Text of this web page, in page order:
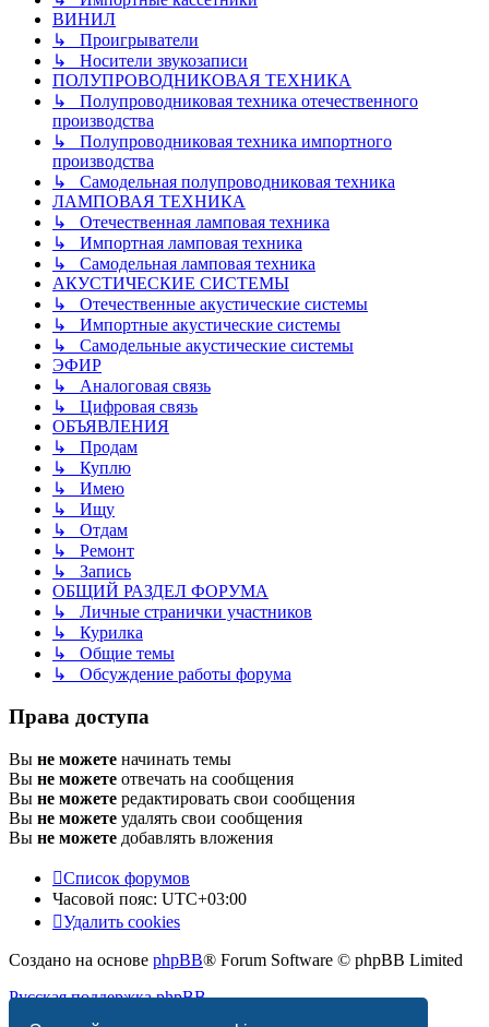
ВИНИЛ
↳ Проигрыватели
↳ Носители звукозаписи
ПОЛУПРОВОДНИКОВАЯ ТЕХНИКА
↳ Полупроводниковая техника отечественного
производства
↳ Полупроводниковая техника импортного
производства
↳ Самодельная полупроводниковая техника
ЛАМПОВАЯ ТЕХНИКА
↳ Отечественная ламповая техника
↳ Импортная ламповая техника
↳ Самодельная ламповая техника
АКУСТИЧЕСКИЕ СИСТЕМЫ
↳ Отечественные акустические системы
↳ Импортные акустические системы
↳ Самодельные акустические системы
ЭФИР
↳ Аналоговая связь
↳ Цифровая связь
ОБЪЯВЛЕНИЯ
↳ Продам
↳ Куплю
↳ Имею
↳ Ищу
↳ Отдам
↳ Ремонт
↳ Запись
ОБЩИЙ РАЗДЕЛ ФОРУМА
↳ Личные странички участников
↳ Курилка
↳ Общие темы
↳ Обсуждение работы форума
Права доступа
Вы не можете начинать темы
Вы не можете отвечать на сообщения
Вы не можете редактировать свои сообщения
Вы не можете удалять свои сообщения
Вы не можете добавлять вложения
Список форумов
Часовой пояс: UTC+03:00
Удалить cookies
Создано на основе phpBB® Forum Software © phpBB Limited
Русская поддержка phpBB